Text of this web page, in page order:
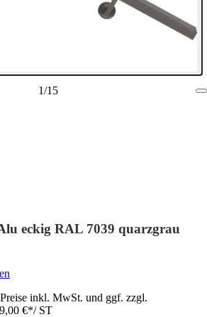
1/15
eckig RAL 7039 quarzgrau
inkl. MwSt. und ggf. zzgl.
€*/ ST